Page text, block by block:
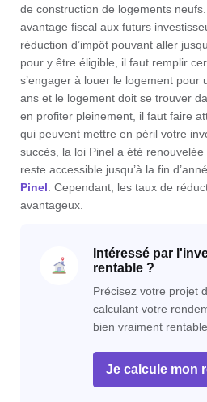
de construction de logements
avantage fiscal aux futurs
réduction d’impôt pouvant aller
pour y être éligible, il faut remplir
s’engager à louer le logement pour
ans et le logement doit se trouver
en profiter pleinement, il faut faire
qui peuvent mettre en péril votre
succès, la loi Pinel a été
reste accessible jusqu’à la fin
Pinel. Cependant, les taux de
avantageux.
Intéressé par
rentable ?
Précisez votre projet
calculant votre
bien vraiment
Je calcule mon